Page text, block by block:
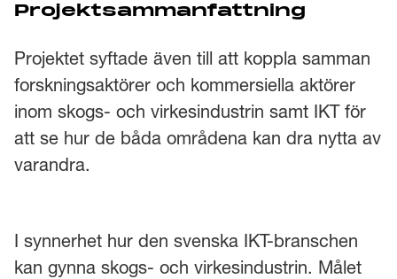
Projektsammanfattning
Projektet syftade även till att koppla samman
forskningsaktörer och kommersiella aktörer
inom skogs- och virkesindustrin samt IKT för
att se hur de båda områdena kan dra nytta av
varandra.
I synnerhet hur den svenska IKT-branschen
kan gynna skogs- och virkesindustrin. Målet